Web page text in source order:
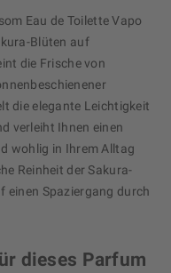
Eau de Toilette Vapo
Blüten auf
die Frische von
die elegante Leichtigkeit
verleiht Ihnen einen
wohlig in Ihrem Alltag
Reinheit der Sakura-
einen Spaziergang durch
dieses Parfum